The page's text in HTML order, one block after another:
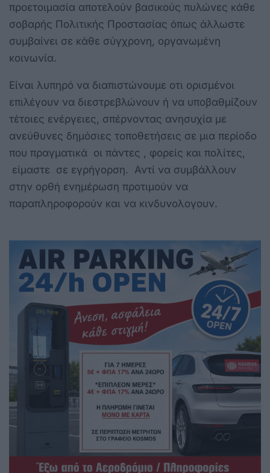
προετοιμασία αποτελούν βασικούς πυλώνες κάθε
σοβαρής Πολιτικής Προστασίας όπως άλλωστε
συμβαίνει σε κάθε σύγχρονη, οργανωμένη
κοινωνία.
Είναι λυπηρό να διαπιστώνουμε οτι ορισμένοι
επιλέγουν να διεστρεβλώνουν ή να υποβαθμίζουν
τέτοιες ενέργειες, σπέρνοντας ανησυχία με
ανεύθυνες δημόσιες τοποθετήσεις σε μια περίοδο
που πραγματικά οι πάντες , φορείς και πολίτες,
είμαστε σε εγρήγορση. Αντί να συμβάλλουν
στην ορθή ενημέρωση προτιμούν να
παραπληροφορούν και να κινδυνολογουν.